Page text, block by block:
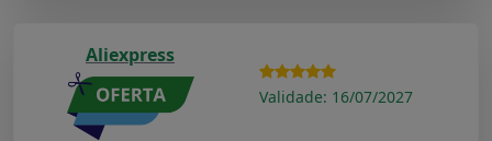
Aliexpress
Validade: 16/07/2027